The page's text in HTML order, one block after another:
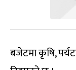
बजेटमा कृषि,